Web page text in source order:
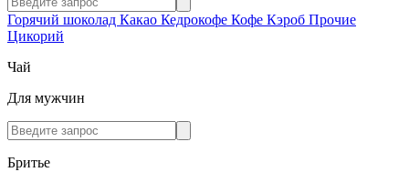
Горячий шоколад Какао Кедрокофе Кофе Кэроб Прочие
Цикорий
Чай
Для мужчин
Бритье